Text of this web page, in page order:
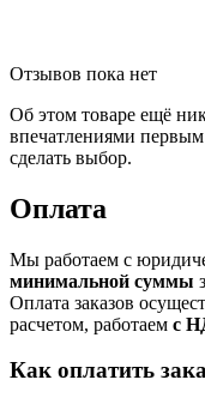
Отзывов пока нет
Об этом товаре ещё
впечатлениями
сделать выбор.
Оплата
Мы работаем с
минимальной суммы
Оплата заказов
расчетом, работаем с
Как оплатить